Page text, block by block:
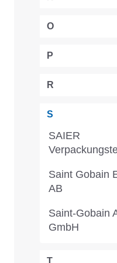
O
P
R
S
SAIER
Saint Gobain
AB
Saint-Gobain
GmbH
T